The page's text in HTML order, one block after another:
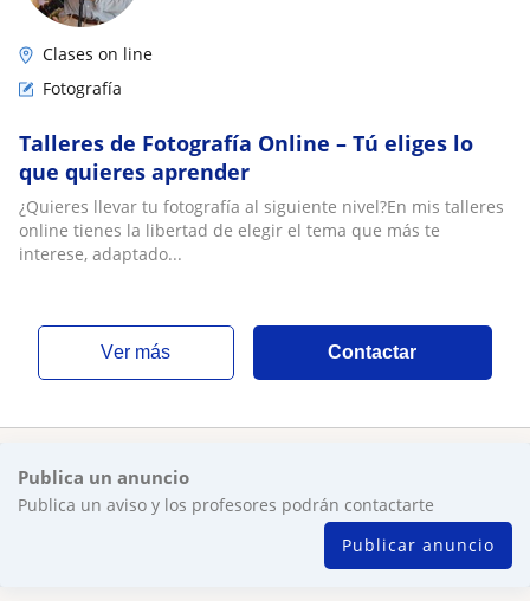
Clases on line
Fotografía
Talleres de Fotografía Online – Tú eliges lo
que quieres aprender
¿Quieres llevar tu fotografía al siguiente nivel?En mis talleres
online tienes la libertad de elegir el tema que más te
interese, adaptado...
ver más Contactar
Publica un anuncio
Publica un aviso y los profesores podrán contactarte
Publicar anuncio